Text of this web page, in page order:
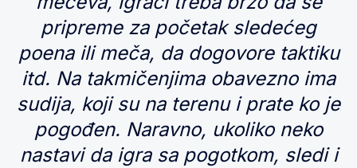
pripreme za početak sledećeg
poena ili meča, da dogovore taktiku
itd. Na takmičenjima obavezno ima
sudija, koji su na terenu i prate ko je
pogođen. Naravno, ukoliko neko
nastavi da igra sa pogotkom, sledi i